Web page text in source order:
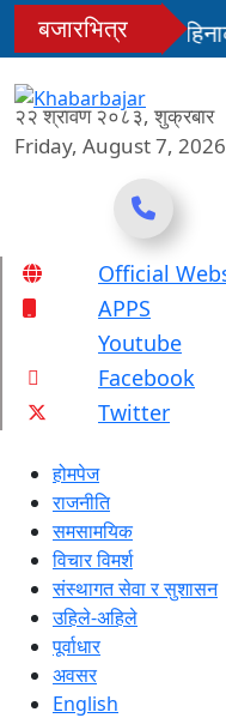
Skipबजारभित्र
को अन्तिम तीन
शुल्कदर यस्तो छ...
२२ श्रावण २०८३, शुक्रबार
Friday, August 7, 2026
Online News Portal
Official
APPS
Youtube
Facebook
Twitter
होमपेज
राजनीति
समसामयिक
विचार विमर्श
संस्थागत सेवा र सुशासन
उहिले-अहिले
पूर्वाधार
अवसर
English